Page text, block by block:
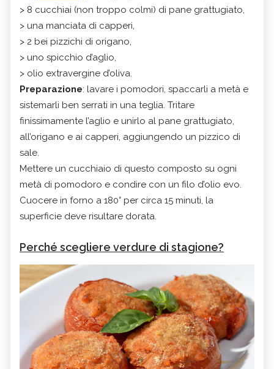
> 8 cucchiai (non troppo colmi) di pane grattugiato,
> una manciata di capperi,
> 2 bei pizzichi di origano,
> uno spicchio d’aglio,
> olio extravergine d’oliva.
Preparazione: lavare i pomodori, spaccarli a metà e
sistemarli ben serrati in una teglia. Tritare
finissimamente l’aglio e unirlo al pane grattugiato,
all’origano e ai capperi, aggiungendo un pizzico di
sale.
Mettere un cucchiaio di questo composto su ogni
metà di pomodoro e condire con un filo d’olio evo.
Cuocere in forno a 180° per circa 15 minuti, la
superficie deve risultare dorata.
Perché scegliere verdure di stagione?